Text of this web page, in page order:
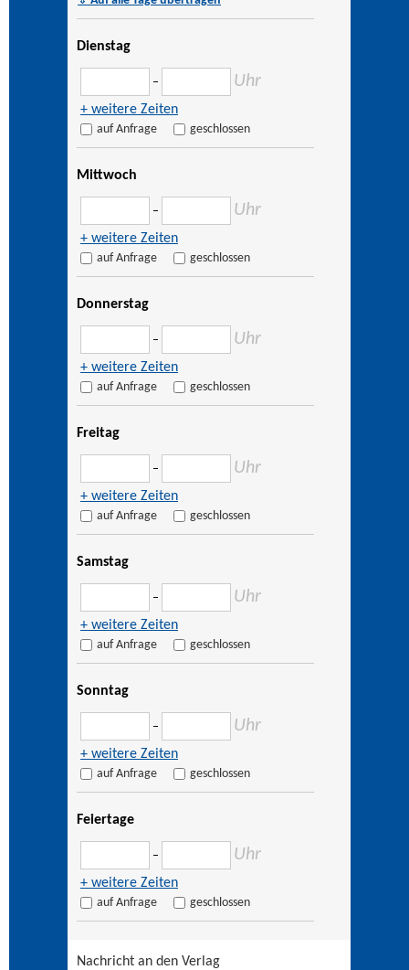
Dienstag
– Uhr
+ weitere Zeiten
auf Anfrage geschlossen
Mittwoch
– Uhr
+ weitere Zeiten
auf Anfrage geschlossen
Donnerstag
– Uhr
+ weitere Zeiten
auf Anfrage geschlossen
Freitag
– Uhr
+ weitere Zeiten
auf Anfrage geschlossen
Samstag
– Uhr
+ weitere Zeiten
auf Anfrage geschlossen
Sonntag
– Uhr
+ weitere Zeiten
auf Anfrage geschlossen
Feiertage
– Uhr
+ weitere Zeiten
auf Anfrage geschlossen
Nachricht an den Verlag